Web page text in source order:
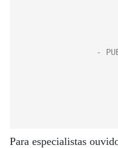
Para especialistas